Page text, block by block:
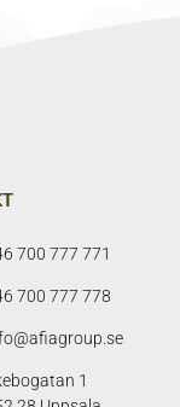
700 777 771
700 777 778
1